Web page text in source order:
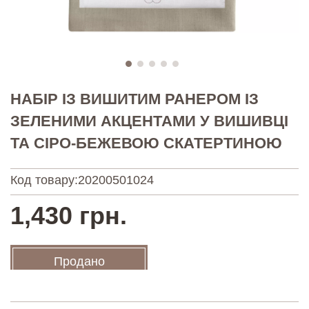
НАБІР ІЗ ВИШИТИМ РАНЕРОМ ІЗ
ЗЕЛЕНИМИ АКЦЕНТАМИ У ВИШИВЦІ
ТА СІРО-БЕЖЕВОЮ СКАТЕРТИНОЮ
Код товару:20200501024
1,430 грн.
Продано